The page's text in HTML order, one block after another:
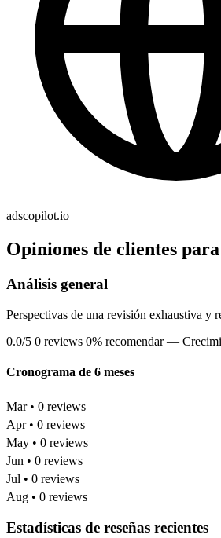
adscopilot.io
Opiniones de clientes
Análisis general
Perspectivas de una revisión exhaustiva y
0.0/5 0 reviews 0% recomendar —
Cronograma de 6 meses
Mar • 0 reviews
Apr • 0 reviews
May • 0 reviews
Jun • 0 reviews
Jul • 0 reviews
Aug • 0 reviews
Estadísticas de reseñas recientes